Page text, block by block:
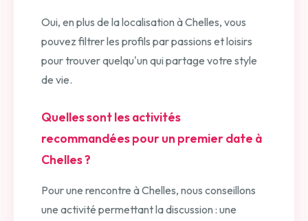
Oui, en plus de la localisation à Chelles, vous
pouvez filtrer les profils par passions et loisirs
pour trouver quelqu'un qui partage votre style
de vie.
Quelles sont les activités
recommandées pour un premier date à
Chelles ?
Pour une rencontre à Chelles, nous conseillons
une activité permettant la discussion : une